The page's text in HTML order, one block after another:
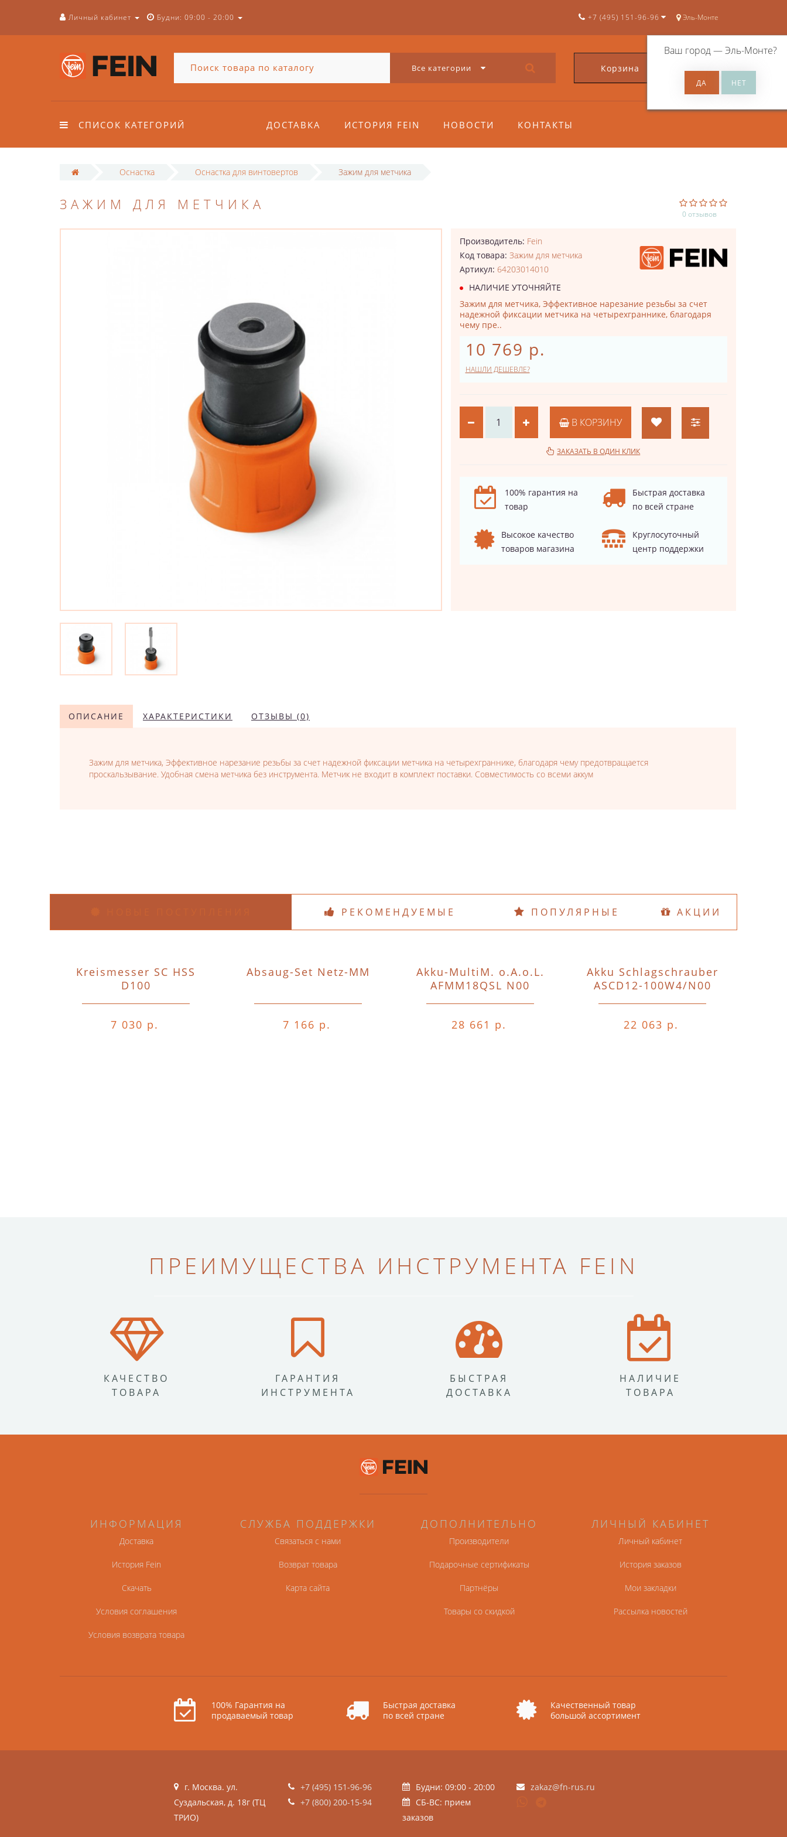
Личный кабинет Будни: 09:00 - 20:00 Эль-Монте
Ваш город —Эль-Монте?
+7 (495) 151-96-96
Все категории Корзина 0
СПИСОК КАТЕГОРИЙ ДОСТАВКА ИСТОРИЯ FEIN НОВОСТИ КОНТАКТЫ
Оснастка Оснастка для винтовертов Зажим для метчика
ЗАЖИМ ДЛЯ МЕТЧИКА
0 отзывов
Производитель: Fein
Код товара: Зажим для метчика
Артикул: 64203014010
НАЛИЧИЕ УТОЧНЯЙТЕ
Зажим для метчика, Эффективное нарезание резьбы за счет
надежной фиксации метчика на четырехграннике, благодаря
чему пре..
10 769 р.
НАШЛИ ДЕШЕВЛЕ?
В КОРЗИНУ
ЗАКАЗАТЬ В ОДИН КЛИК
100% гарантия на
товар
Быстрая доставка
по всей стране
Высокое качество
товаров магазина
Круглосуточный
центр поддержки
ОПИСАНИЕ ХАРАКТЕРИСТИКИ ОТЗЫВЫ (0)
Зажим для метчика, Эффективное нарезание резьбы за счет надежной фиксации метчика на четырехграннике, благодаря чему предотвращается
проскальзывание. Удобная смена метчика без инструмента. Метчик не входит в комплект поставки. Совместимость со всеми аккум
РЕКОМЕНДУЕМЫЕ ПОПУЛЯРНЫЕ АКЦИИ
Kreismesser SC HSS
D100
7 030 р.
Absaug-Set Netz-MM
7 166 р.
Akku-MultiM. o.A.o.L.
AFMM18QSL N00
28 661 р.
Akku Schlagschrauber
ASCD12-100W4/N00
22 063 р.
ПРЕИМУЩЕСТВА ИНСТРУМЕНТА FEIN
КАЧЕСТВО
ТОВАРА
ГАРАНТИЯ
ИНСТРУМЕНТА
БЫСТРАЯ
ДОСТАВКА
НАЛИЧИЕ
ТОВАРА
ИНФОРМАЦИЯ
Доставка
История Fein
Скачать
Условия соглашения
Условия возврата товара
СЛУЖБА ПОДДЕРЖКИ
Связаться с нами
Возврат товара
Карта сайта
ДОПОЛНИТЕЛЬНО
Производители
Подарочные сертификаты
Партнёры
Товары со скидкой
ЛИЧНЫЙ КАБИНЕТ
Личный кабинет
История заказов
Мои закладки
Рассылка новостей
100% Гарантия на
продаваемый товар
Быстрая доставка
по всей стране
Качественный товар
большой ассортимент
г. Москва. ул.
Суздальская, д. 18г (ТЦ
ТРИО)
+7 (495) 151-96-96
+7 (800) 200-15-94
Будни: 09:00 - 20:00
СБ-ВС: прием
заказов
zakaz@fn-rus.ru